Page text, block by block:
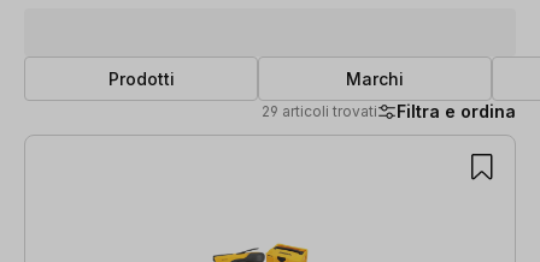
Prodotti Marchi
29 articoli trovati Filtra e ordina
29 articoli trovati